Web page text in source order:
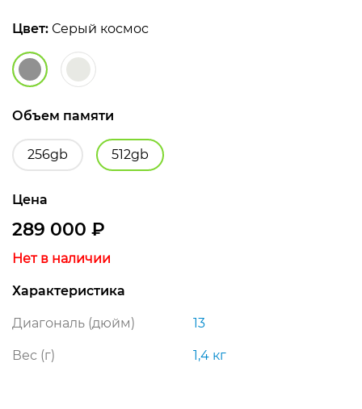
Цвет: Серый космос
Объем памяти
256gb 512gb
Цена
289 000 ₽
Нет в наличии
Характеристика
Диагональ (дюйм) 13
Вес (г) 1,4 кг